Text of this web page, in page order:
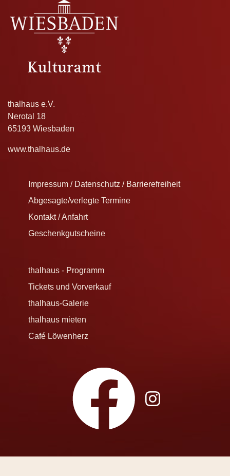
thalhaus e.V.
Nerotal 18
65193 Wiesbaden
www.thalhaus.de
Impressum / Datenschutz / Barrierefreiheit
Abgesagte/verlegte Termine
Kontakt / Anfahrt
Geschenkgutscheine
thalhaus - Programm
Tickets und Vorverkauf
thalhaus-Galerie
thalhaus mieten
Café Löwenherz